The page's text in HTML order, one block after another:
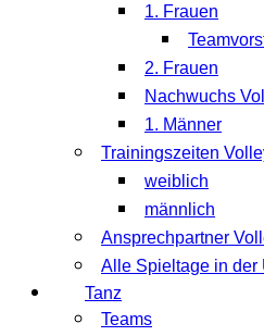
1. Frauen
2. Frauen
Nachwuchs
1. Männer
Trainingszeiten
weiblich
männlich
Ansprechpartner
Alle Spieltage in der
Tanz
Teams